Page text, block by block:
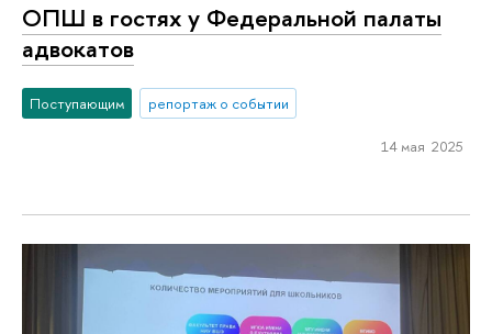
ОПШ в гостях у Федеральной палаты
адвокатов
Поступающим репортаж о событии
14 мая 2025